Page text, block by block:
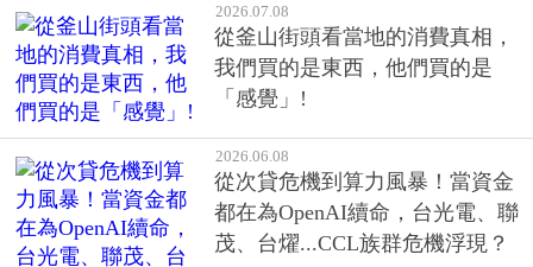
2026.07.08
從釜山街頭看當地的消費真相，
我們買的是東西，他們買的是
「感覺」!
2026.06.08
從次貸危機到算力風暴！當資金
都在為OpenAI續命，台光電、聯
茂、台燿...CCL族群危機浮現？